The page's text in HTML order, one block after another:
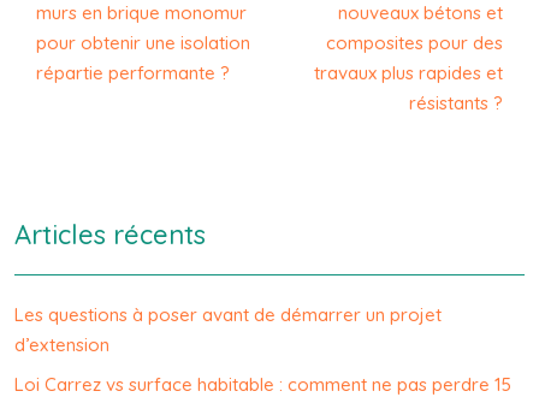
murs en brique monomur
pour obtenir une isolation
répartie performante ?
nouveaux bétons et
composites pour des
travaux plus rapides et
résistants ?
Articles récents
Les questions à poser avant de démarrer un projet
d’extension
Loi Carrez vs surface habitable : comment ne pas perdre 15